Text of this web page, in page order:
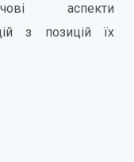
аспекти
з позицій їх